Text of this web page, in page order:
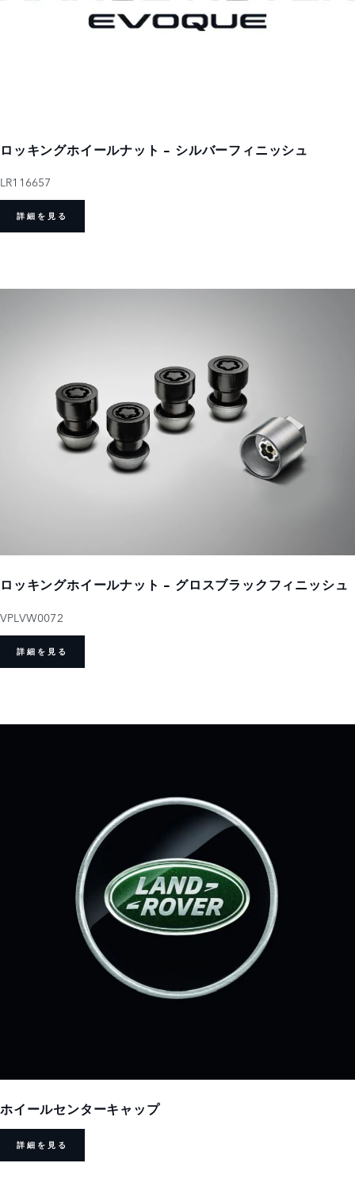
ロッキングホイールナット - シルバーフィニッシュ
LR116657
詳細を見る
ロッキングホイールナット - グロスブラックフィニッシュ
VPLVW0072
詳細を見る
ホイールセンターキャップ
詳細を見る